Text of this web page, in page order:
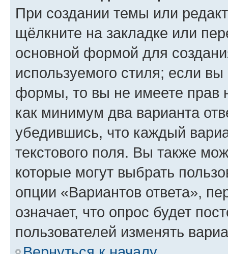
При создании темы или
щёлкните на закладке или
основной формой для
используемого стиля; если
формы, то вы не имеете прав
как минимум два варианта
убедившись, что каждый
текстового поля. Вы также
которые могут выбрать
опции «Вариантов ответа»,
означает, что опрос будет
пользователей изменять